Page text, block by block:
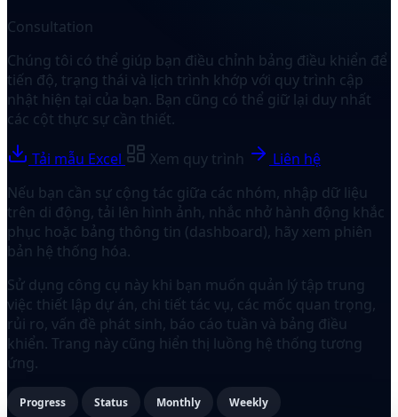
Consultation
Chúng tôi có thể giúp bạn điều chỉnh bảng điều khiển để
tiến độ, trạng thái và lịch trình khớp với quy trình cập
nhật hiện tại của bạn. Bạn cũng có thể giữ lại duy nhất
các cột thực sự cần thiết.
Tải mẫu Excel Xem quy trình
Liên hệ
Nếu bạn cần sự cộng tác giữa các nhóm, nhập dữ liệu
trên di động, tải lên hình ảnh, nhắc nhở hành động khắc
phục hoặc bảng thông tin (dashboard), hãy xem phiên
bản hệ thống hóa.
Sử dụng công cụ này khi bạn muốn quản lý tập trung
việc thiết lập dự án, chi tiết tác vụ, các mốc quan trọng,
rủi ro, vấn đề phát sinh, báo cáo tuần và bảng điều
khiển. Trang này cũng hiển thị luồng hệ thống tương
ứng.
Progress Status Monthly Weekly